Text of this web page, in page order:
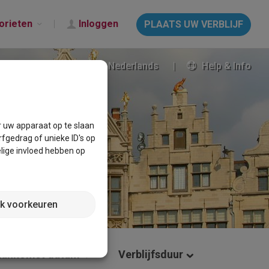
Inloggen PLAATS UW VERBLIJF
Nederlands Help & Info
Verblijfsduur
apparaat op te slaan
of unieke ID's op
invloed hebben op
voorkeuren